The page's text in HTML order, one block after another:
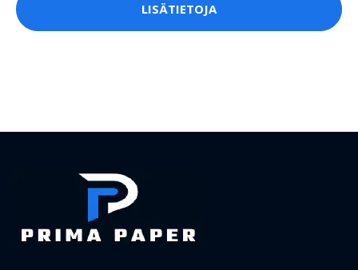
LISÄTIETOJA